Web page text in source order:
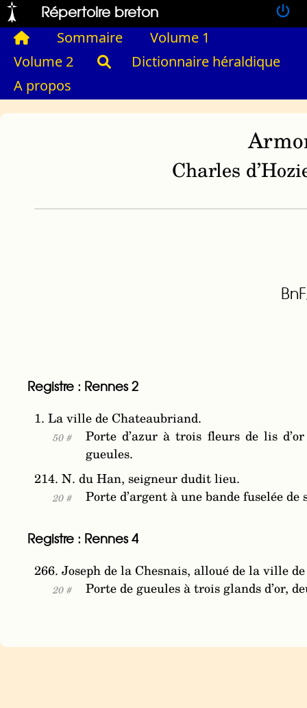
Répertoire breton
Sommaire
Volume 1
Volume 2
Dictionnaire héraldique
A propos
Charles
Registre : Rennes 2
1. La ville de Chateaubriand.
50 #
Porte d’azur à trois fleurs de lis
gueules.
214. N. du Han, seigneur dudit lieu.
20 # Porte d’argent à une bande fuselée
Registre : Rennes 4
266. Joseph de la Chesnais, alloué de la ville
20 # Porte de gueules à trois glands d’or,